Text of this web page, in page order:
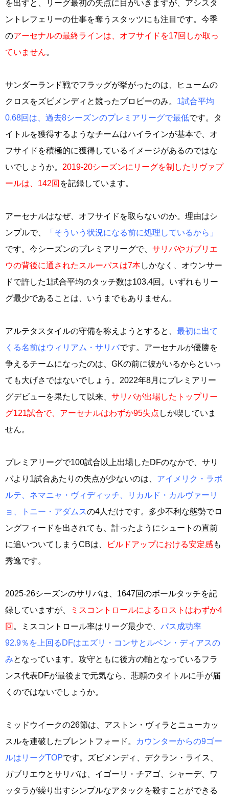
を出すと、リーグ最初の失点に目がいきますが、アシスタ
ントレフェリーの仕事を奪うスタッツにも注目です。今季
のアーセナルの最終ラインは、オフサイドを17回しか取っ
ていません。
サンダーランド戦でフラッグが挙がったのは、ヒュームの
クロスをズビメンディと競ったブロビーのみ。 1試合平均
0.68回は、過去8シーズンのプレミアリーグで最低です。タ
イトルを獲得するようなチームはハイラインが基本で、オ
フサイドを積極的に獲得しているイメージがあるのではな
いでしょうか。 2019-20シーズンにリーグを制したリヴァプ
ールは、142回 を記録しています。
アーセナルはなぜ、オフサイドを取らないのか。理由はシ
ンプルで、
「そういう状況になる前に処理しているから」
です。今シーズンのプレミアリーグで、 サリバやガブリエ
ウの背後に通されたスルーパスは7本しかなく、オウンサー
ドで許した1試合平均のタッチ数は103.4回。いずれもリー
グ最少であることは、いうまでもありません。
アルテタスタイルの守備を称えようとすると、 最初に出て
くる名前はウィリアム・サリバです。アーセナルが優勝を
争えるチームになったのは、GKの前に彼がいるからといっ
ても大げさではないでしょう。2022年8月にプレミアリー
グデビューを果たして以来、 サリバが出場したトップリー
グ121試合で、アーセナルはわずか95失点 しか喫していま
せん。
プレミアリーグで100試合以上出場したDFのなかで、サリ
バより1試合あたりの失点が少ないのは、 アイメリク・ラポ
ルテ、ネマニャ・ヴィディッチ、リカルド・カルヴァーリ
ョ、トニー・アダムスの4人だけです。多少不利な態勢でロ
ングフィードを出されても、計ったようにシュートの直前
に追いついてしまうCBは、
ビルドアップにおける安定感も
秀逸です。
2025-26シーズンのサリバは、1647回のボールタッチを記
録していますが、
ミスコントロールによるロストはわずか4
回 。ミスコントロール率はリーグ最少で、 パス成功率
92.9％を上回るDFはエズリ・コンサとルベン・ディアスの
みとなっています。攻守ともに後方の軸となっているフラ
ンス代表DFが最後まで元気なら、悲願のタイトルに手が届
くのではないでしょうか。
ミッドウイークの26節は、アストン・ヴィラとニューカッ
スルを連破したブレントフォード。
カウンターからの9ゴー
ルはリーグTOPです。ズビメンディ、デクラン・ライス、
ガブリエウとサリバは、イゴーリ・チアゴ、シャーデ、ワ
ッタラが繰り出すシンプルなアタックを殺すことができる